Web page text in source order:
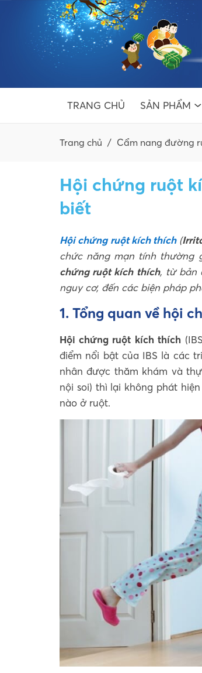
TRANG CHỦ SẢN PHẨM
Trang chủ / Cẩm nang đường
Hội chứng ruột
biết
Hội chứng ruột kích thích(
chức năng mạn tính thường
chứng ruột kích thích, từ bản
nguy cơ, đến các biện pháp
1. Tổng quan về hội
Hội chứng ruột kích thích
điểm nổi bật của IBS là các
nhân được thăm khám và
nội soi) thì lại không phát
nào ở ruột.